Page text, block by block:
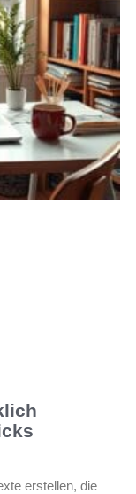
erstellen, die